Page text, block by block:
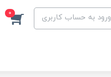
ورود به حساب کاربری 0